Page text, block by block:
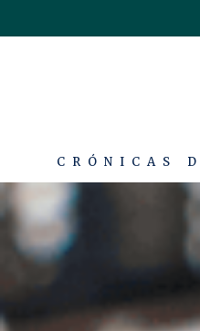
CRÓNICAS